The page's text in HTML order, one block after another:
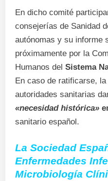
En dicho comité
consejerías de Sanidad
autónomas y su informe
próximamente por la
Humanos del Sistema
En caso de ratificarse,
autoridades sanitarias
«necesidad histórica»
sanitario español.
La Sociedad
Enfermedades
Microbiología